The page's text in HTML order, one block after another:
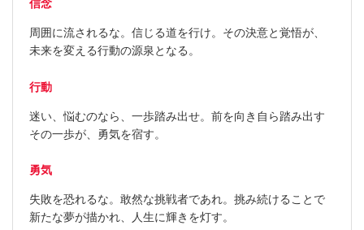
信念
周囲に流されるな。信じる道を行け。その決意と覚悟が、
未来を変える行動の源泉となる。
行動
迷い、悩むのなら、一歩踏み出せ。前を向き自ら踏み出す
その一歩が、勇気を宿す。
勇気
失敗を恐れるな。敢然な挑戦者であれ。挑み続けることで
新たな夢が描かれ、人生に輝きを灯す。